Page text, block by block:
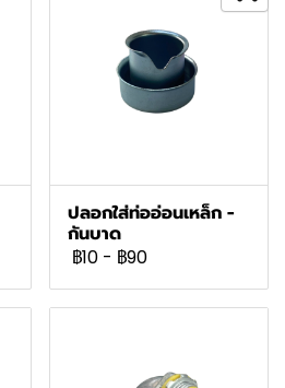
ปลอกใส่ท่ออ่อนเหล็ก -
กันบาด
฿10 - ฿90